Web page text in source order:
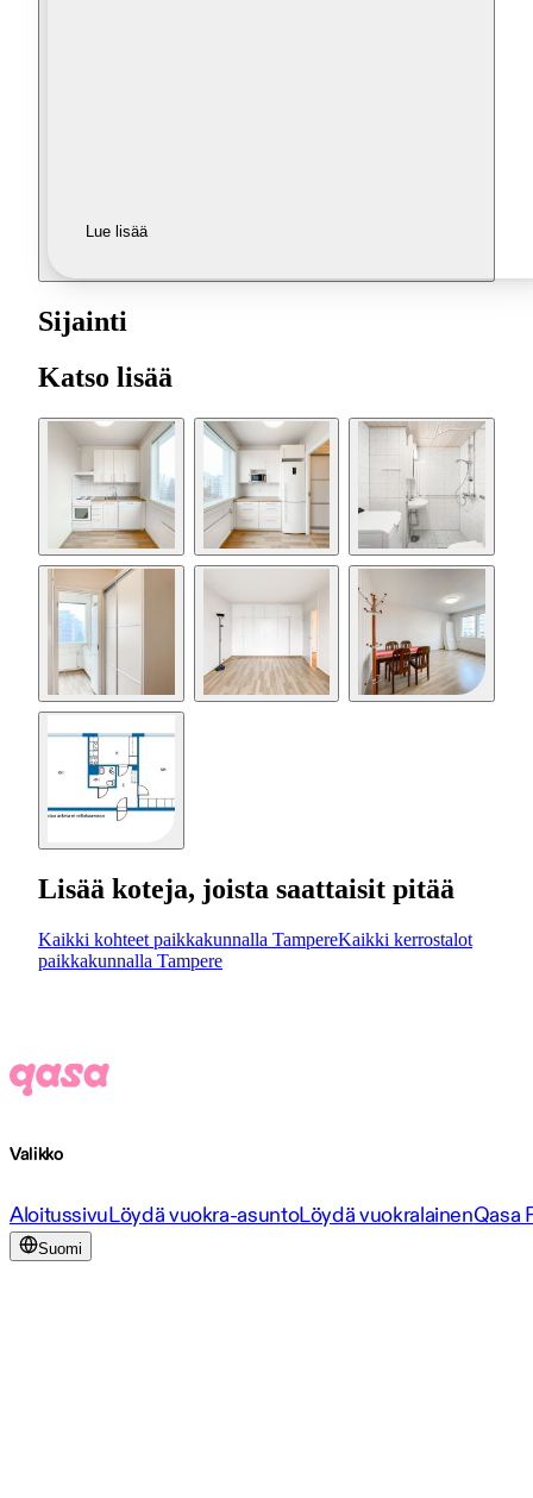
Lue lisää
Sijainti
Katso lisää
Lisää koteja, joista saattaisit pitää
Kaikki kohteet paikkakunnalla TampereKaikki kerrostalot
paikkakunnalla Tampere
Valikko
AloitussivuLöydä vuokra-asuntoLöydä vuokralainenQasa
Suomi